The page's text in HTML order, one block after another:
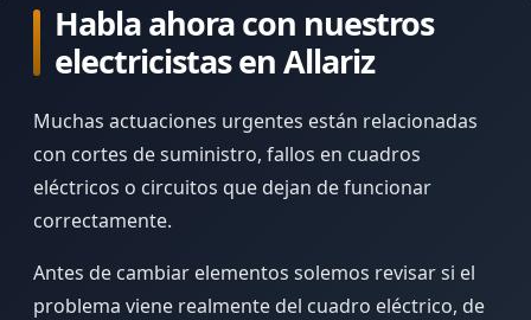
Habla ahora con nuestros
electricistas en Allariz
Muchas actuaciones urgentes están relacionadas
con cortes de suministro, fallos en cuadros
eléctricos o circuitos que dejan de funcionar
correctamente.
Antes de cambiar elementos solemos revisar si el
problema viene realmente del cuadro eléctrico, de